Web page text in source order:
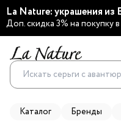
La Nature: украшения из
Доп. скидка 3% на покупку
Каталог Бренды